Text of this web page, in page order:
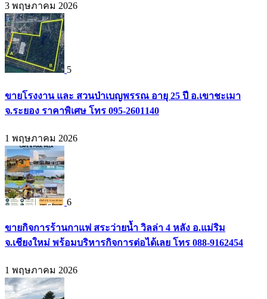
3 พฤษภาคม 2026
5
ขายโรงงาน และ สวนป่าเบญพรรณ อายุ 25 ปี อ.เขาชะเมา
จ.ระยอง ราคาพิเศษ โทร 095-2601140
1 พฤษภาคม 2026
6
ขายกิจการร้านกาแฟ สระว่ายน้ำ วิลล่า 4 หลัง อ.แม่ริม
จ.เชียงใหม่ พร้อมบริหารกิจการต่อได้เลย โทร 088-9162454
1 พฤษภาคม 2026